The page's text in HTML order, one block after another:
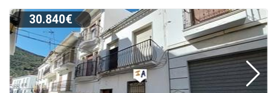
30.840€